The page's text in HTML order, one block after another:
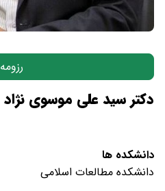
رزومه
دکتر سید علی موسوی نژاد
دانشکده ها
دانشکده مطالعات اسلامی